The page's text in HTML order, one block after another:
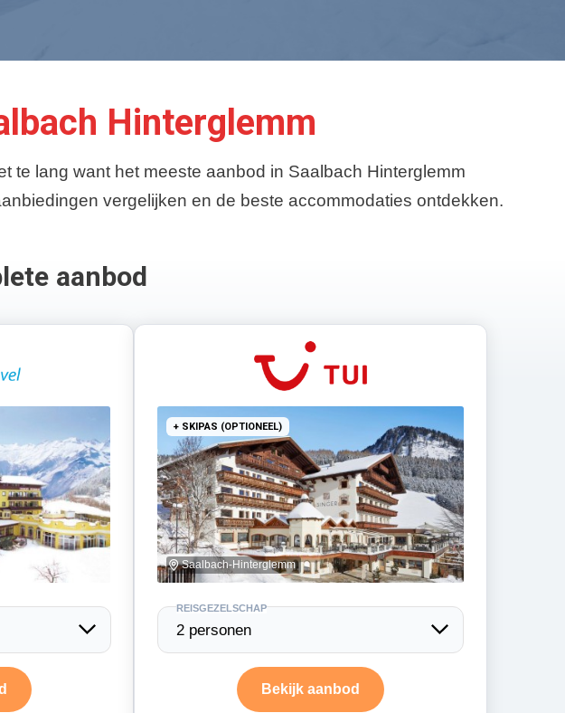
Hinterglemm
te lang want het meeste aanbod in Saalbach Hinterglemm
vergelijken en de beste accommodaties ontdekken.
aanbod
+ SKIPAS (OPTIONEEL)
Saalbach-Hinterglemm